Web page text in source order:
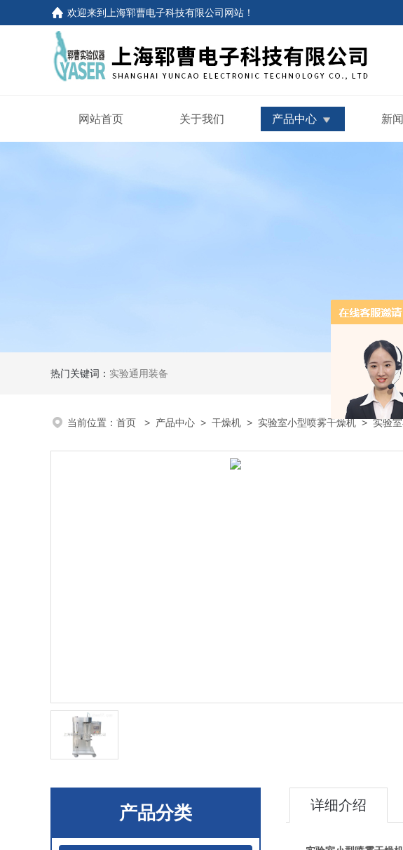
欢迎来到 上海郓曹电子科技有限公司网站 ！
网站首页 关于我们 产品中心 新
热门关键词： 实验通用装备
当前位置： 首页 > 产品中心 > 干燥机 > 实验室小型喷雾干燥机> 实验室
产品分类 详细介绍